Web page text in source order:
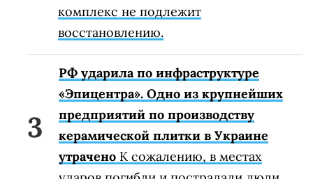
комплекс не подлежит
восстановлению.
РФ ударила по инфраструктуре
«Эпицентра». Одно из крупнейших
предприятий по производству
керамической плитки в Украине
утрачено К сожалению, в местах